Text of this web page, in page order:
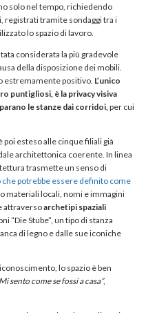
solo nel tempo, richiedendo
registrati tramite sondaggi tra i
lo spazio di lavoro.
considerata la più gradevole
della disposizione dei mobili.
estremamente positivo. L’unico
puntigliosi, è la privacy visiva
le stanze dai corridoi,per cui
poi esteso alle cinque filiali già
architettonica coerente. In linea
trasmette un senso di
potrebbe essere definito come
materiali locali, nomi e immagini
attraversoarchetipi spaziali
“Die Stube”, un tipo di stanza
di legno e dalle sue iconiche
lo spazio è ben
Mi sento come se fossi a casa”,